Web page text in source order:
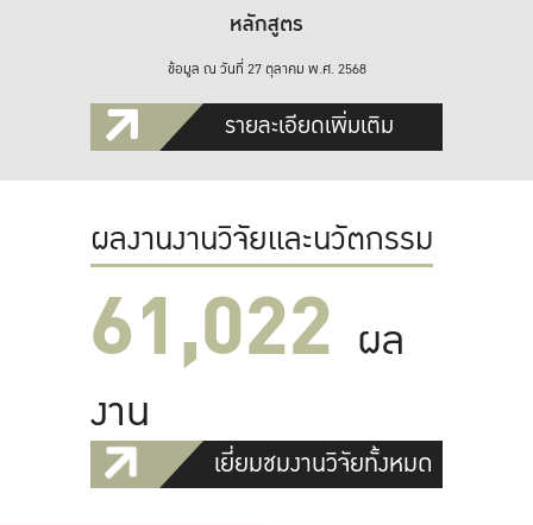
หลักสูตร
ข้อมูล ณ วันที่ 27 ตุลาคม พ.ศ. 2568
รายละเอียดเพิ่มเติม
ผลงานงานวิจัยและนวัตกรรม
61,022 ผล
งาน
เยี่ยมชมงานวิจัยทั้งหมด